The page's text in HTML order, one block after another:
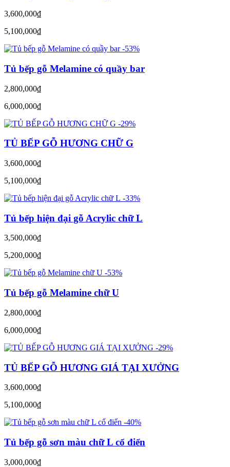
3,600,000đ
5,100,000đ
-53%
Tủ bếp gỗ Melamine có quầy bar
2,800,000đ
6,000,000đ
-29%
TỦ BẾP GỖ HƯƠNG CHỮ G
3,600,000đ
5,100,000đ
-33%
Tủ bếp hiện đại gỗ Acrylic chữ L
3,500,000đ
5,200,000đ
-53%
Tủ bếp gỗ Melamine chữ U
2,800,000đ
6,000,000đ
-29%
TỦ BẾP GỖ HƯƠNG GIÁ TẠI XƯỞNG
3,600,000đ
5,100,000đ
-40%
Tủ bếp gỗ sơn màu chữ L cổ điển
3,000,000đ